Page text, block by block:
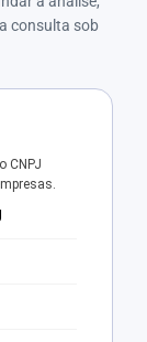
consulta sob
CNPJ